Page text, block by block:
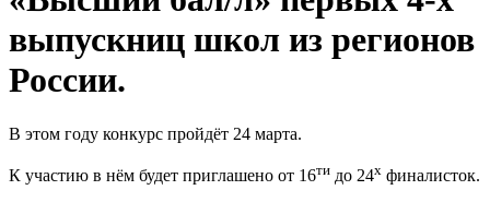
выпускниц школ из регионов
России.
В этом году конкурс пройдёт 24 марта.
К участию в нём будет приглашено от 16ти до 24х финалисток.